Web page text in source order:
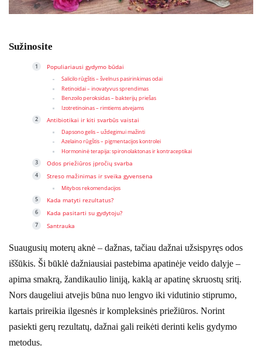
Sužinosite
Populiariausi gydymo būdai
Salicilo rūgštis – švelnus pasirinkimas odai
Retinoidai – inovatyvus sprendimas
Benzoilo peroksidas – bakterijų priešas
Izotretinoinas – rimtiems atvejams
Antibiotikai ir kiti svarbūs vaistai
Dapsono gelis – uždegimui mažinti
Azelaino rūgštis – pigmentacijos kontrolei
Hormoninė terapija: spironolaktonas ir kontraceptikai
Odos priežiūros įpročių svarba
Streso mažinimas ir sveika gyvensena
Mitybos rekomendacijos
Kada matyti rezultatus?
Kada pasitarti su gydytoju?
Santrauka
Suaugusių moterų aknė – dažnas, tačiau dažnai užsispyręs odos
iššūkis. Ši būklė dažniausiai pastebima apatinėje veido dalyje –
apima smakrą, žandikaulio liniją, kaklą ar apatinę skruostų sritį.
Nors daugeliui atvejis būna nuo lengvo iki vidutinio stiprumo,
kartais prireikia ilgesnės ir kompleksinės priežiūros. Norint
pasiekti gerų rezultatų, dažnai gali reikėti derinti kelis gydymo
metodus.